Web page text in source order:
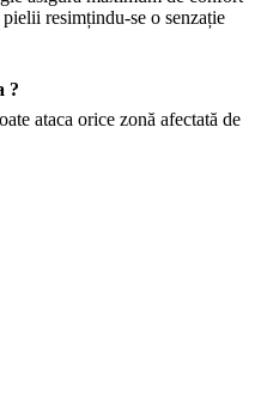
resimțindu-se o senzație
?
ataca orice zonă afectată de